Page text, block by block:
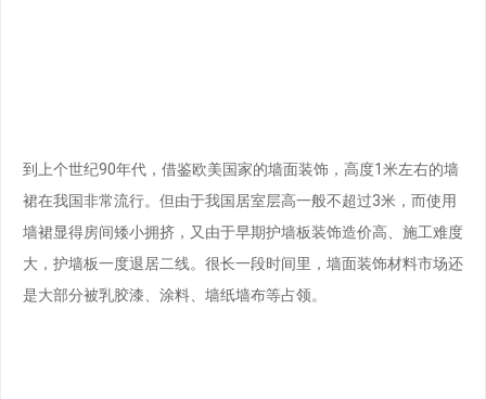
到上个世纪90年代，借鉴欧美国家的墙面装饰，高度1米左右的墙
裙在我国非常流行。但由于我国居室层高一般不超过3米，而使用
墙裙显得房间矮小拥挤，又由于早期护墙板装饰造价高、施工难度
大，护墙板一度退居二线。很长一段时间里，墙面装饰材料市场还
是大部分被乳胶漆、涂料、墙纸墙布等占领。